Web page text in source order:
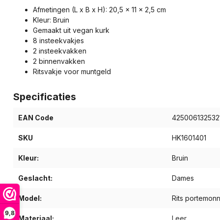
9,8
Afmetingen (L x B x H): 20,5 x 11 x 2,5 cm
Kleur: Bruin
Gemaakt uit vegan kurk
8 insteekvakjes
2 insteekvakken
2 binnenvakken
Ritsvakje voor muntgeld
Specificaties
EAN Code
SKU HK1601401
Kleur: Bruin
Geslacht: Dames
Model: Rits
Materiaal: Leer